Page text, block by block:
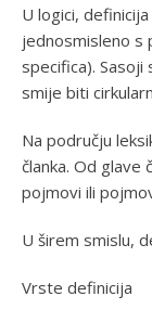
U logici,
jednosmisleno s
specifica).
smije biti
Na području
članka. Od glave
pojmovi ili
U širem smislu,
Vrste definicija